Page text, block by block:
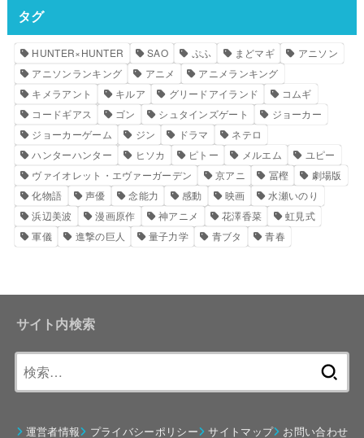
タグ
HUNTER×HUNTER SAO ぷふ まどマギ
アニソン
アニソンランキング
アニメ
アニメランキング
キメラアント
キルア グリードアイランド
コムギ
コードギアス
ゴン シュタインズゲート
ジョーカー
ジョーカーゲーム
ジン ドラマ
ネテロ
ハンターハンター
ヒソカ ピトー メルエム
ユピー
ヴァイオレット・エヴァーガーデン
京アニ 冨樫
劇場版
化物語
声優 念能力 感動 映画
水瀬いのり
浜辺美波
漫画原作 神アニメ 花澤香菜
虹見式
軍儀
進撃の巨人 量子力学 青ブタ 青春
サイト内検索
運営者情報 プライバシーポリシー サイトマップ お問い合わせ